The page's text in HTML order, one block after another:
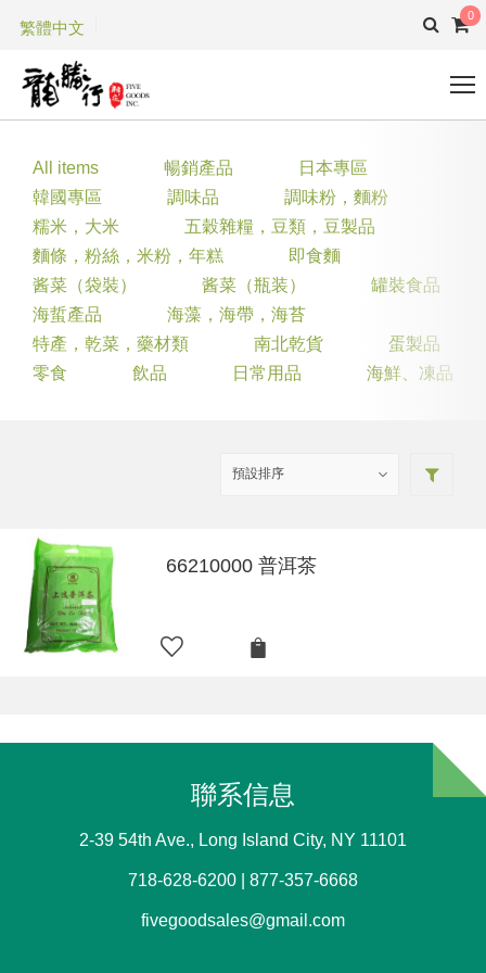
繁體中文
0
All items 暢銷產品
日本專區
韓國專區
調味品
調味粉，麵粉
糯米，大米
五穀雜糧，豆類，豆製品
麵條，粉絲，米粉，年糕
即食麵
酱菜（袋裝）
酱菜（瓶装）
罐裝食品
海蜇產品
海藻，海帶，海苔
特產，乾菜，藥材類
南北乾貨
蛋製品
零食
飲品 日常用品 海鮮、凍品
66210000 普洱茶
聯系信息
2-39 54th Ave., Long Island City, NY 11101
718-628-6200 | 877-357-6668
fivegoodsales@gmail.com